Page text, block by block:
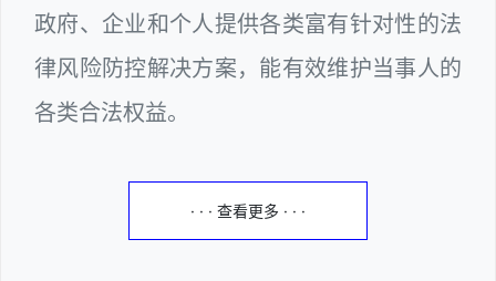
政府、企业和个人提供各类富有针对性的法
律风险防控解决方案，能有效维护当事人的
各类合法权益。
· · · 查看更多 · · ·